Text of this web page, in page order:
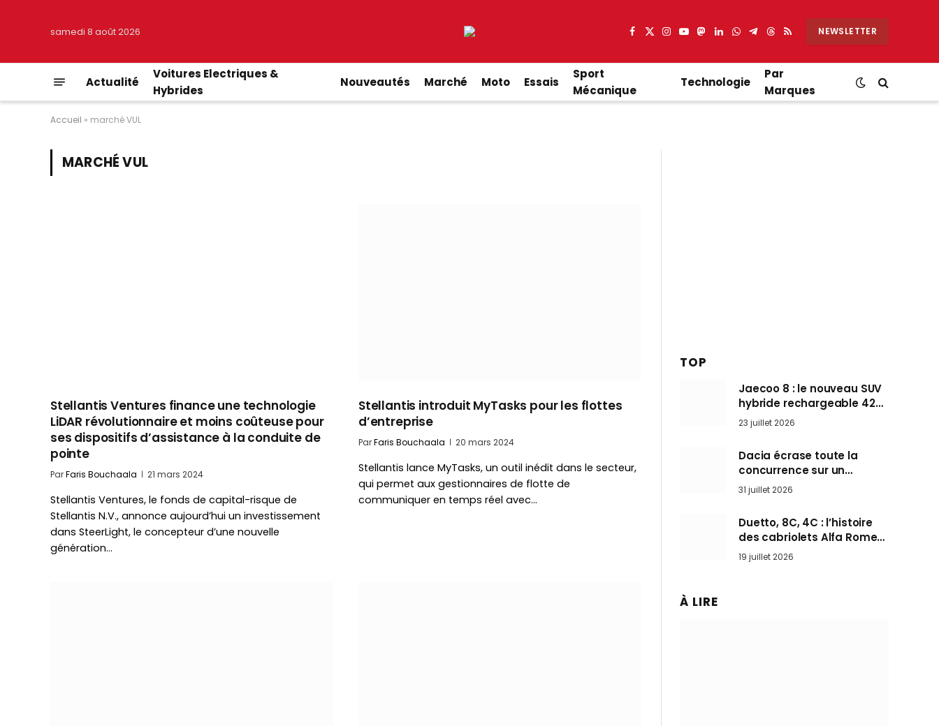
samedi 8 août 2026 Facebook
X
Instagram
YouTube
Mastodon
LinkedIn
WhatsApp
Partager
Telegram
Threads
RSS NEWSLETTER
Actualité
Voitures Electriques &
Hybrides
Nouveautés Marché Moto Essais
Sport
Mécanique
Technologie
Par
Marques
Accueil » marché VUL
MARCHÉ VUL
Stellantis Ventures finance une technologie
LiDAR révolutionnaire et moins coûteuse pour
ses dispositifs d’assistance à la conduite de
pointe
ParFaris Bouchaala 21 mars 2024
Stellantis Ventures, le fonds de capital-risque de
Stellantis N.V., annonce aujourd’hui un investissement
dans SteerLight, le concepteur d’une nouvelle
génération…
Stellantis introduit MyTasks pour les flottes
d’entreprise
ParFaris Bouchaala 20 mars 2024
Stellantis lance MyTasks, un outil inédit dans le secteur,
qui permet aux gestionnaires de flotte de
communiquer en temps réel avec…
TOP
Jaecoo 8 : le nouveau SUV
hybride rechargeable 428
ch qui vise l’Audi Q7 arrive
en Europe cet automne
23 juillet 2026
Dacia écrase toute la
concurrence sur un
marché où personne ne
l’attendait
31 juillet 2026
Duetto, 8C, 4C : l’histoire
des cabriolets Alfa Romeo,
ces Spider qui ont défini
l’art de rouler cheveux au
19 juillet 2026
À LIRE